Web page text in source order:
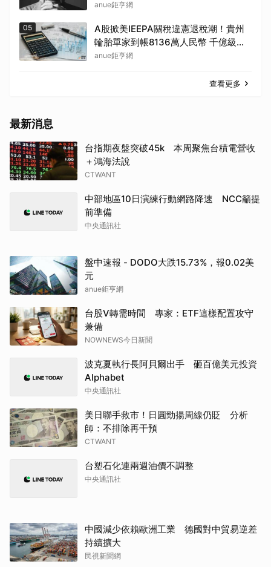
anue鉅亨網
05
A股掀美IEEPA關稅違憲退稅潮！貴州
輪胎單家到帳8136萬人民幣 千億級退
稅已達六成
anue鉅亨網
查看更多
最新消息
台指期夜盤突破45k 本周聚焦台積電營收
＋鴻海法說
CTWANT
中部地區10日演練行動網路降速 NCC籲提
前準備
中央通訊社
盤中速報 - DODO大跌15.73%，報0.02美
元
anue鉅亨網
台股V轉需時間 專家：ETF這樣配置攻守
兼備
NOWNEWS今日新聞
波克夏執行長阿貝爾出手 砸百億美元投資
Alphabet
中央通訊社
美日聯手救市！日圓勁揚周線仍貶 分析
師：不排除再干預
CTWANT
台塑石化連兩週油價不調整
中央通訊社
中國減少依賴歐洲工業 德國對中貿易逆差
持續擴大
民視新聞網